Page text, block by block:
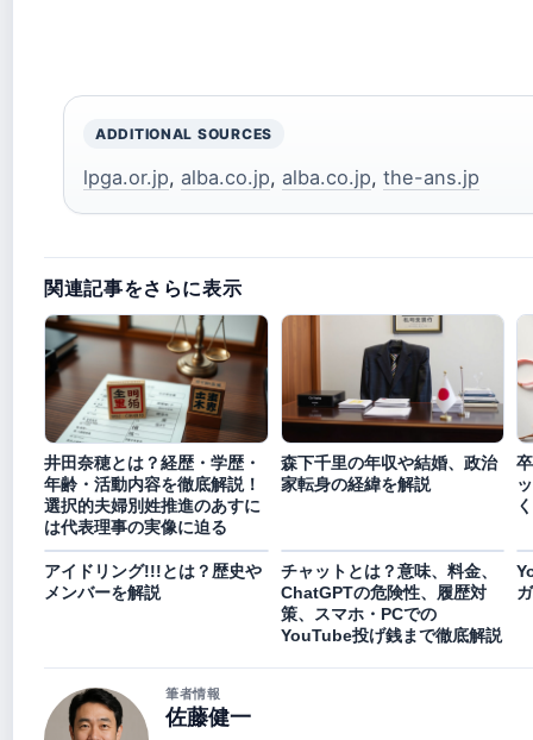
ADDITIONAL SOURCES
lpga.or.jp, alba.co.jp, alba.co.jp, the-ans.jp
関連記事をさらに表示
井田奈穂とは？経歴・学歴・
年齢・活動内容を徹底解説！
選択的夫婦別姓推進のあすに
は代表理事の実像に迫る
森下千里の年収や結婚、政治
家転身の経緯を解説
アイドリング!!!とは？歴史や
メンバーを解説
チャットとは？意味、料金、
ChatGPTの危険性、履歴対
策、スマホ・PCでの
YouTube投げ銭まで徹底解説
筆者情報
佐藤健一